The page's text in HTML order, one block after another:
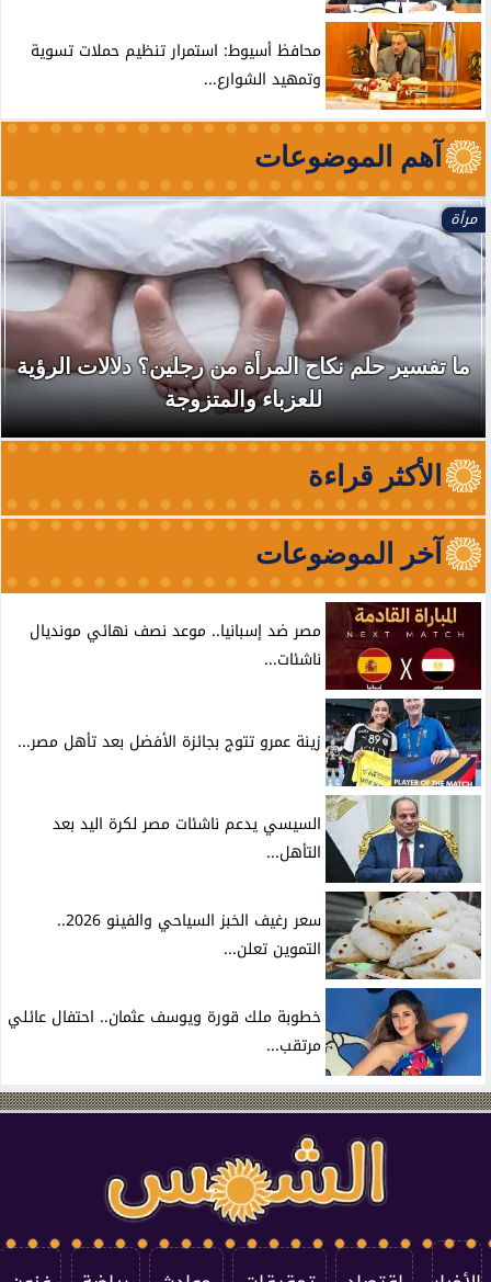
محافظ أسيوط: استمرار تنظيم حملات تسوية
وتمهيد الشوارع...
آهم الموضوعات
مرأة
ما تفسير حلم نكاح المرأة من رجلين؟ دلالات الرؤية
للعزباء والمتزوجة
الأكثر قراءة
آخر الموضوعات
مصر ضد إسبانيا.. موعد نصف نهائي مونديال
ناشئات...
زينة عمرو تتوج بجائزة الأفضل بعد تأهل مصر...
السيسي يدعم ناشئات مصر لكرة اليد بعد
التأهل...
سعر رغيف الخبز السياحي والفينو 2026..
التموين تعلن...
خطوبة ملك قورة ويوسف عثمان.. احتفال عائلي
مرتقب...